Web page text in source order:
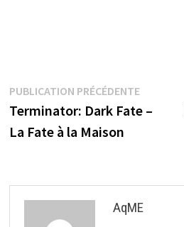
Navigation
de
PUBLICATION PRÉCÉDENTE
Terminator: Dark Fate –
La Fate à la Maison
AqME